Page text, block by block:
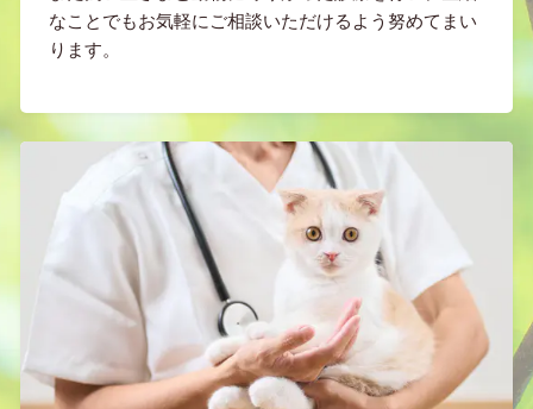
なことでもお気軽にご相談いただけるよう努めてまい
ります。